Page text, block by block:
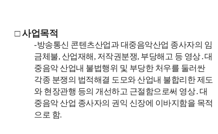
□ 사업목적
-방송통신 콘텐츠산업과 대중음악산업 종사자의 임
금체불, 산업재해, 저작권분쟁, 부당해고 등 영상․대
중음악 산업내 불법행위 및 부당한 처우를 둘러싼
각종 분쟁의 법적해결 도모와 산업내 불합리한 제도
와 현장관행 등의 개선하고 근절함으로써 영상․대
중음악 산업 종사자의 권익 신장에 이바지함을 목적
으로 함.